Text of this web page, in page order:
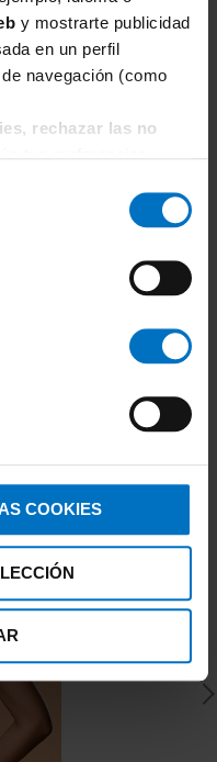
y mostrarte publicidad
en un perfil
navegación (como
rechazar las no
COOKIES
Blu